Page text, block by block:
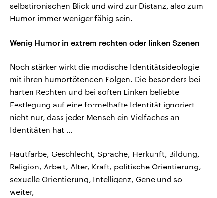
selbstironischen Blick und wird zur Distanz, also zum
Humor immer weniger fähig sein.
Wenig Humor in extrem rechten oder linken Szenen
Noch stärker wirkt die modische Identitätsideologie
mit ihren humortötenden Folgen. Die besonders bei
harten Rechten und bei soften Linken beliebte
Festlegung auf eine formelhafte Identität ignoriert
nicht nur, dass jeder Mensch ein Vielfaches an
Identitäten hat …
Hautfarbe, Geschlecht, Sprache, Herkunft, Bildung,
Religion, Arbeit, Alter, Kraft, politische Orientierung,
sexuelle Orientierung, Intelligenz, Gene und so
weiter,